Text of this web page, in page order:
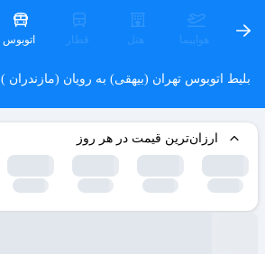
هواپیما هتل قطار اتوبوس
بلیط اتوبوس تهران (بیهقی) به رویان (مازندران )
ارزان‌ترین قیمت در هر روز